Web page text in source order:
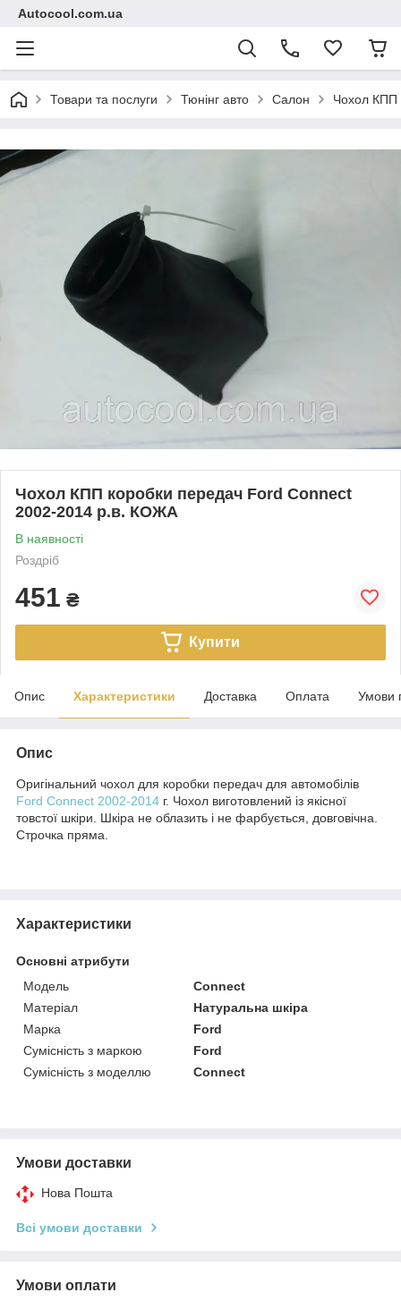
Autocool.com.ua
Товари та послуги Тюнінг авто Салон Чохол КПП
Чохол КПП коробки передач Ford Connect
2002-2014 р.в. КОЖА
В наявності
Роздріб
451 ₴
Купити
Опис Характеристики Доставка Оплата Умови
Опис
Оригінальний чохол для коробки передач для автомобілів
Ford Connect 2002-2014 г. Чохол виготовлений із якісної
товстої шкіри. Шкіра не облазить і не фарбується, довговічна.
Строчка пряма.
Характеристики
Основні атрибути
Модель
Connect
Матеріал
Натуральна шкіра
Марка
Ford
Сумісність з маркою
Ford
Сумісність з моделлю
Connect
Умови доставки
Нова Пошта
Всі умови доставки
Умови оплати